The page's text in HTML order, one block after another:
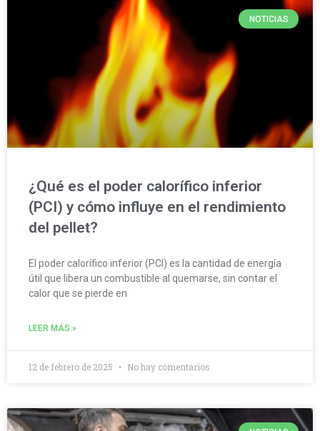
NOTICIAS
¿Qué es el poder calorífico inferior
(PCI) y cómo influye en el rendimiento
del pellet?
El poder calorífico inferior (PCI) es la cantidad de energía
útil que libera un combustible al quemarse, sin contar el
calor que se pierde en
LEER MÁS »
12 de febrero de 2025 No hay comentarios